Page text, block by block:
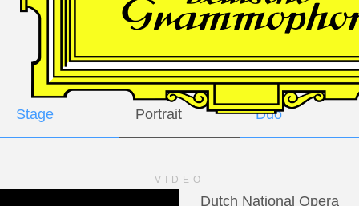
GALLERY
Stage Portrait Duo
VIDEO
Dutch National Opera